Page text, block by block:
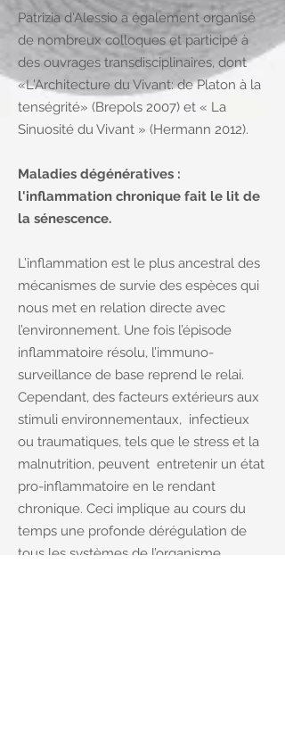
Patrizia d'Alessio a également organisé
de nombreux colloques et participé à
des ouvrages transdisciplinaires, dont
«L'Architecture du Vivant: de Platon à la
tenségrité» (Brepols 2007) et « La
Sinuosité du Vivant » (Hermann 2012).
Maladies dégénératives :
l'inflammation chronique fait le lit de
la sénescence.
L’inflammation est le plus ancestral des
mécanismes de survie des espèces qui
nous met en relation directe avec
l’environnement. Une fois l’épisode
inflammatoire résolu, l’immuno-
surveillance de base reprend le relai.
Cependant, des facteurs extérieurs aux
stimuli environnementaux, infectieux
ou traumatiques, tels que le stress et la
malnutrition, peuvent entretenir un état
pro-inflammatoire en le rendant
chronique. Ceci implique au cours du
temps une profonde dérégulation de
tous les systèmes de l’organisme,